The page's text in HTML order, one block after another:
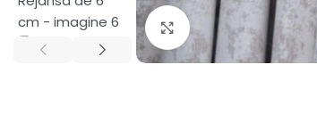
Fă clic pentru a mări